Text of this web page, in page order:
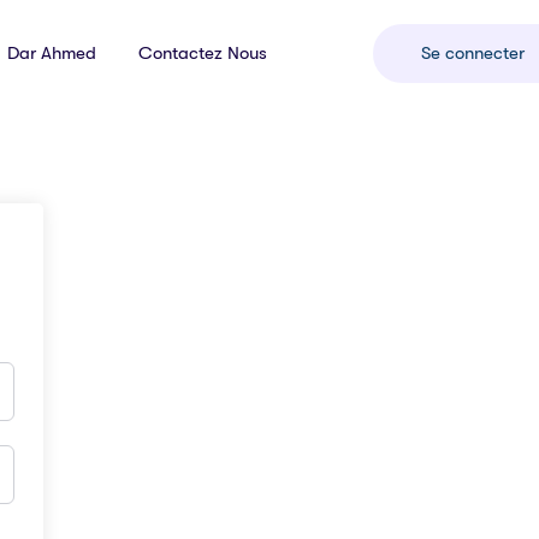
Dar Ahmed Contactez Nous Se connecter